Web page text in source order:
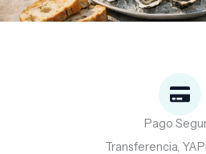
Pago
Transferencia,